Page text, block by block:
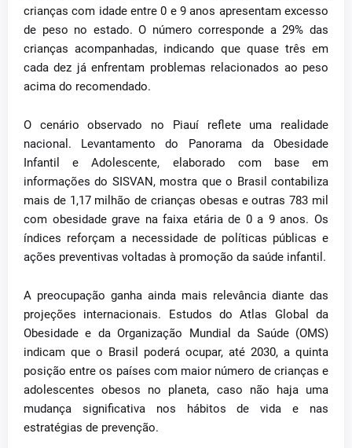
crianças com idade entre 0 e 9 anos apresentam excesso
de peso no estado. O número corresponde a 29% das
crianças acompanhadas, indicando que quase três em
cada dez já enfrentam problemas relacionados ao peso
acima do recomendado.
O cenário observado no Piauí reflete uma realidade
nacional. Levantamento do Panorama da Obesidade
Infantil e Adolescente, elaborado com base em
informações do SISVAN, mostra que o Brasil contabiliza
mais de 1,17 milhão de crianças obesas e outras 783 mil
com obesidade grave na faixa etária de 0 a 9 anos. Os
índices reforçam a necessidade de políticas públicas e
ações preventivas voltadas à promoção da saúde infantil.
A preocupação ganha ainda mais relevância diante das
projeções internacionais. Estudos do Atlas Global da
Obesidade e da Organização Mundial da Saúde (OMS)
indicam que o Brasil poderá ocupar, até 2030, a quinta
posição entre os países com maior número de crianças e
adolescentes obesos no planeta, caso não haja uma
mudança significativa nos hábitos de vida e nas
estratégias de prevenção.